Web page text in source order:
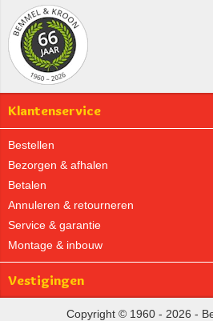
Klantenservice
Bestellen
Bezorgen & afhalen
Betalen
Annuleren & retourneren
Service & garantie
Montage & inbouw
Vestigingen
Copyright © 1960 - 2026 -